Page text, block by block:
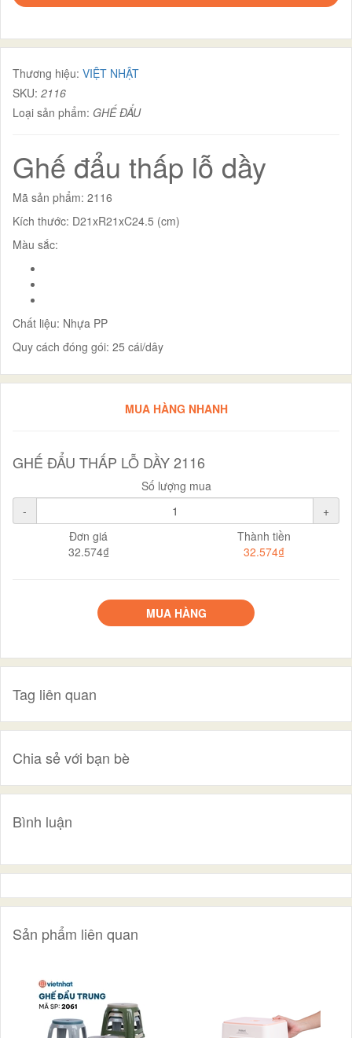
Thương hiệu: VIỆT NHẬT
SKU: 2116
Loại sản phẩm: GHẾ ĐẨU
Ghế đẩu thấp lỗ dầy
Mã sản phẩm: 2116
Kích thước: D21xR21xC24.5 (cm)
Màu sắc:
Chất liệu: Nhựa PP
Quy cách đóng gói: 25 cái/dây
MUA HÀNG NHANH
GHẾ ĐẨU THẤP LỖ DẦY 2116
Số lượng mua
-
+
Đơn giá
32.574₫
Thành tiền
32.574₫
MUA HÀNG
Tag liên quan
Chia sẻ với bạn bè
Bình luận
Sản phẩm liên quan